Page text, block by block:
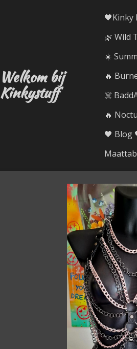
Welkom bij
Kinkystuff
🖤Kinky
🌿 Wild
☀️
🔥
☠️
🔥
🖤 Blog